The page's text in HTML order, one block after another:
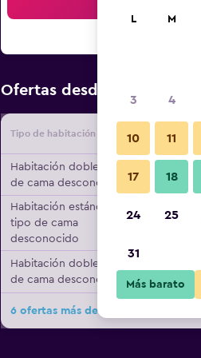
Ofertas desde Oferta
Tipo de habitación
Habitación doble, tipo
de cama desconocido
Habitación estándar,
tipo de cama
desconocido
Habitación doble, tipo
de cama desconocido
6 ofertas más de Galini Mare
L M
3 4
10 11
17 18
24 25
31
Más barato